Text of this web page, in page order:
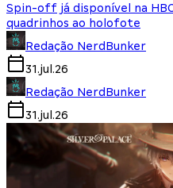
Spin-off já disponível na
quadrinhos ao holofote
Redação NerdBunker
31.jul.26
Redação NerdBunker
31.jul.26